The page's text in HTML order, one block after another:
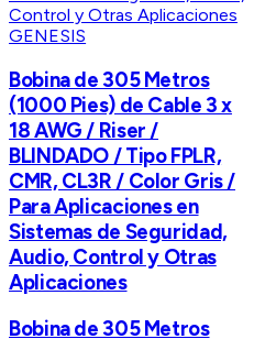
GENESIS
Bobina de 305 Metros
(1000 Pies) de Cable 3 x
18 AWG / Riser /
BLINDADO / Tipo FPLR,
CMR, CL3R / Color Gris /
Para Aplicaciones en
Sistemas de Seguridad,
Audio, Control y Otras
Aplicaciones
Bobina de 305 Metros